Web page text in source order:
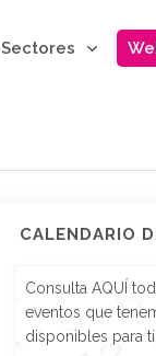
Sectores
CALENDARIO
Consulta AQUÍ
eventos que
disponibles para ti.